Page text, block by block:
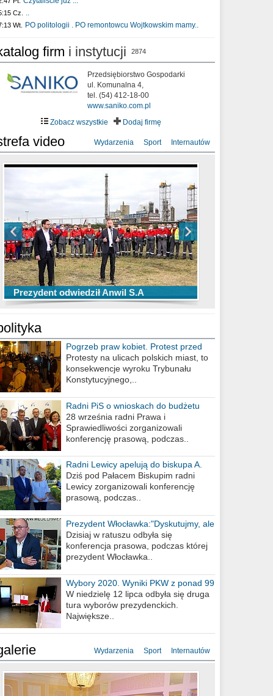
Cz. ..
Wt. PO politologii . PO remontowcu Wojtkowskim mamy..
firm i instytucji 2874
Przedsiębiorstwo Gospodarki
ul. Komunalna 4,
tel. (54) 412-18-00
www.saniko.com.pl
Zobacz wszystkie
Dodaj firmę
video Wydarzenia Sport Internautów
Prezydent odwiedził Anwil S.A
TOP 10 przechwytów Anwilu Włocławek
w EBL w sezonie 2019/2020
TOP 5 rzutów Anwilu Włocławek w BCL
w sezonie 2019/2020
Ni To Ponk - W oczach mamy strach
sixf33t .Last Year DRONE FOOTAGE
Włocławek
XXIII Sesja Rady Miasta Włocławek VIII
kadencji w dniu 09.06.2020 r.
Pogrzeb praw kobiet. Protest przed
biurem poselskim PiS
Protesty na ulicach polskich miast, to
konsekwencje wyroku Trybunału
Konstytucyjnego,..
Radni PiS o wnioskach do budżetu
miasta na 2021 rok
28 września radni Prawa i
Sprawiedliwości zorganizowali
konferencję prasową, podczas..
Radni Lewicy apelują do biskupa A.
Wiesława Meringa
Dziś pod Pałacem Biskupim radni
Lewicy zorganizowali konferencję
prasową, podczas..
Prezydent Włocławka:"Dyskutujmy, ale
nie obrażajmy się”
Dzisiaj w ratuszu odbyła się
konferencja prasowa, podczas której
prezydent Włocławka..
Wybory 2020. Wyniki PKW z ponad 99
procent obwodów
W niedzielę 12 lipca odbyła się druga
tura wyborów prezydenckich.
Największe..
Wydarzenia Sport Internautów
Studniówka Kopernik 2019.01.11
Studniówka LMK 2019.01.05
Studniówka ZS Ekonomicznych
2019.01.05